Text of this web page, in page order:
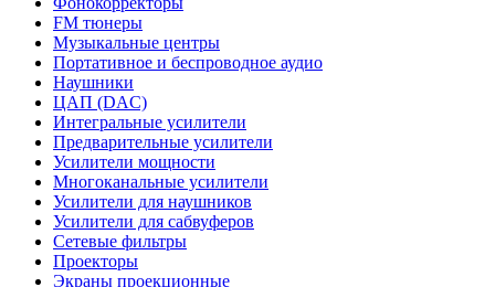
FM тюнеры
Музыкальные центры
Портативное и беспроводное аудио
Наушники
ЦАП (DAC)
Интегральные усилители
Предварительные усилители
Усилители мощности
Многоканальные усилители
Усилители для наушников
Усилители для сабвуферов
Сетевые фильтры
Проекторы
Экраны проекционные